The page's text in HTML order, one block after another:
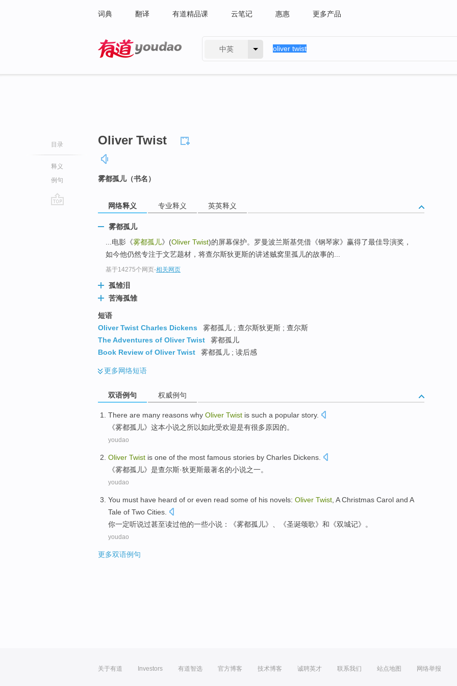
词典 翻译 有道精品课 云笔记 惠惠 更多产品
中英
目录
释义
例句
Oliver Twist
雾都孤儿（书名）
网络释义 专业释义 英英释义
雾都孤儿
...电影《雾都孤儿》(Oliver Twist)的屏幕保护。罗曼波兰斯基凭借《钢琴家》赢得了最佳导演奖，
如今他仍然专注于文艺题材，将查尔斯狄更斯的讲述贼窝里孤儿的故事的...
基于14275个网页-相关网页
孤雏泪
苦海孤雏
短语
Oliver Twist Charles Dickens
雾都孤儿 ; 查尔斯狄更斯 ; 查尔斯
The Adventures of Oliver Twist
雾都孤儿
Book Review of Oliver Twist
雾都孤儿 ; 读后感
更多网络短语
双语例句 权威例句
There are many reasons why Oliver Twist is such a popular story.
《雾都孤儿》这本小说之所以如此受欢迎是有很多原因的。
youdao
Oliver Twist is one of the most famous stories by Charles Dickens.
《雾都孤儿》是查尔斯·狄更斯最著名的小说之一。
youdao
You must have heard of or even read some of his novels: Oliver Twist , A Christmas Carol and A
Tale of Two Cities.
你一定听说过甚至读过他的一些小说：《雾都孤儿》、《圣诞颂歌》和《双城记》。
youdao
更多双语例句
关于有道 Investors 有道智选 官方博客 技术博客 诚聘英才 联系我们 站点地图 网络举报